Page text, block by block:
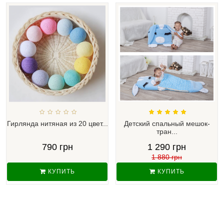
Гирлянда нитяная из 20 цвет...
790 грн
КУПИТЬ
Детский спальный мешок-
тран...
1 290 грн
1 880 грн
КУПИТЬ